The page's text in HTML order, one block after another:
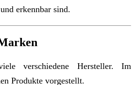
erkennbar sind.
verschiedene Hersteller. Im
Produkte vorgestellt.